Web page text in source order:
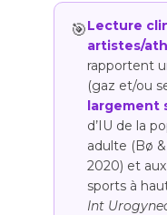
🎯Lecture
artistes/
rapportent
(gaz et/ou
largement
d’IU de la
adulte (Bø
2020) et
sports à
Int